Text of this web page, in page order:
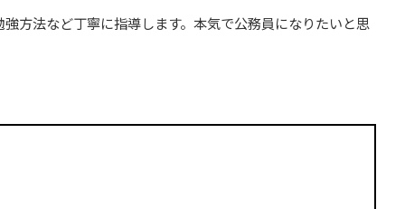
方法など丁寧に指導します。本気で公務員になりたいと思